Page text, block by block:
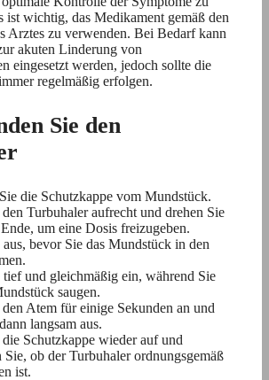
ist wichtig, das Medikament gemäß den
Arztes zu verwenden. Bei Bedarf kann
akuten Linderung von
eingesetzt werden, jedoch sollte die
regelmäßig erfolgen.
Sie den
die Schutzkappe vom Mundstück.
Turbuhaler aufrecht und drehen Sie
um eine Dosis freizugeben.
bevor Sie das Mundstück in den
tief und gleichmäßig ein, während Sie
saugen.
Atem für einige Sekunden an und
langsam aus.
die Schutzkappe wieder auf und
Sie, ob der Turbuhaler ordnungsgemäß
ist.